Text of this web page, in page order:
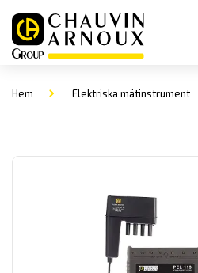
Hem Elektriska mätinstrument